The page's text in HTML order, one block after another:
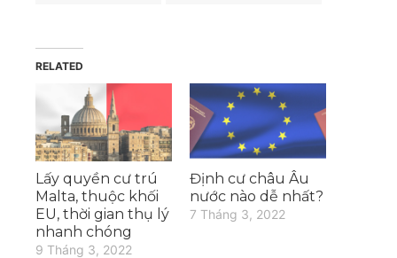
RELATED
Lấy quyền cư trú
Malta, thuộc khối
EU, thời gian thụ lý
nhanh chóng
9 Tháng 3, 2022
Định cư châu Âu
nước nào dễ nhất?
7 Tháng 3, 2022